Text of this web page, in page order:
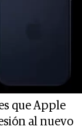
que Apple
al nuevo